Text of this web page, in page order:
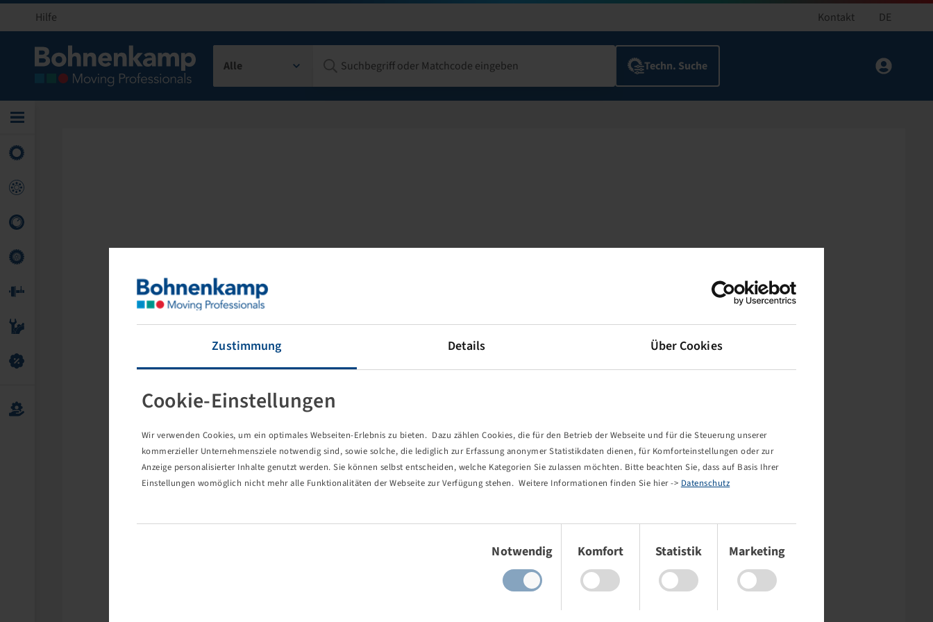
Zustimmung Details Über Cookies
Cookie-Einstellungen
Wir verwenden Cookies, um ein optimales Webseiten-Erlebnis zu bieten. Dazu zählen Cookies, die für den Betrieb der Webseite und für die Steuerung unserer
kommerzieller Unternehmensziele notwendig sind, sowie solche, die lediglich zur Erfassung anonymer Statistikdaten dienen, für Komforteinstellungen oder zur
Anzeige personalisierter Inhalte genutzt werden. Sie können selbst entscheiden, welche Kategorien Sie zulassen möchten. Bitte beachten Sie, dass auf Basis Ihrer
Einstellungen womöglich nicht mehr alle Funktionalitäten der Webseite zur Verfügung stehen. Weitere Informationen finden Sie hier -> Datenschutz
Notwendig
Komfort Statistik Marketing
Hilfe Kontakt DE
Alle
Die von Ihnen aufgerufene Seite existiert nicht!